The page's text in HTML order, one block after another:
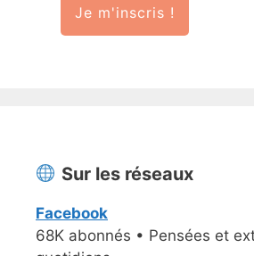
Je m'inscris !
Sur les réseaux
Facebook
68K abonnés • Pensées et